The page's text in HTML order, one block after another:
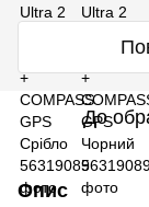
До
Опис